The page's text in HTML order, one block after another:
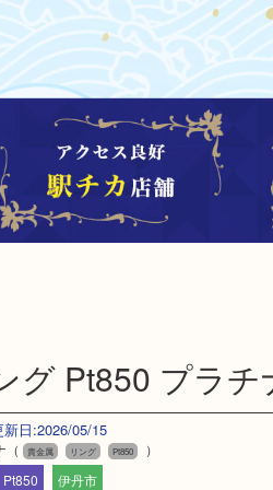
グ Pt850 プラチ
日:2026/05/15
（ 貴金属 リング Pt850
）
Pt850 伊丹市